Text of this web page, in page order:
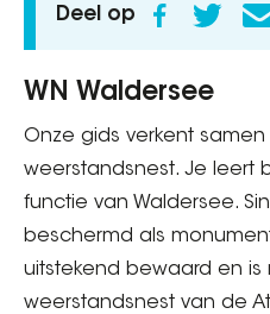
Deel op
WN Waldersee
Onze gids verkent
weerstandsnest. Je leert
functie van Waldersee.
beschermd als
uitstekend bewaard en is
weerstandsnest van de